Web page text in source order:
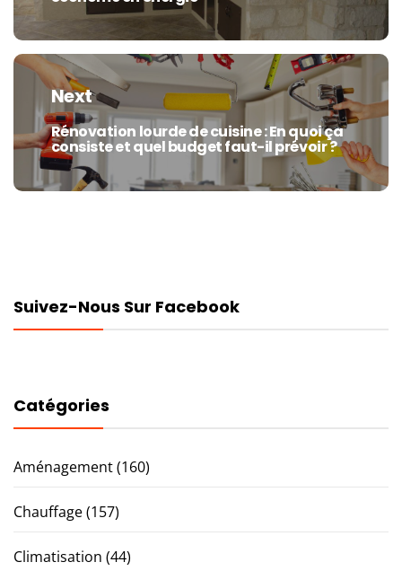
Next
Next
post:
Rénovation lourde de cuisine : En quoi ça
consiste et quel budget faut-il prévoir ?
Suivez-Nous Sur Facebook
Catégories
Aménagement(160)
Chauffage(157)
Climatisation (44)